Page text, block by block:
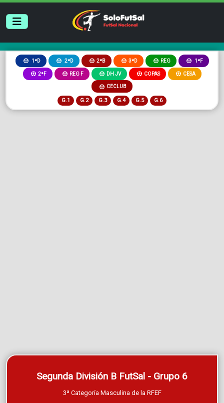
1ªD 2ªD 2ªB 3ªD REG 1ªF
2ªF REG F DH JV COPAS CESA
CECLUB
G.1 G.2 G.3 G.4 G.5 G.6
Segunda División B FutSal - Grupo 6
3ª Categoría Masculina de la RFEF